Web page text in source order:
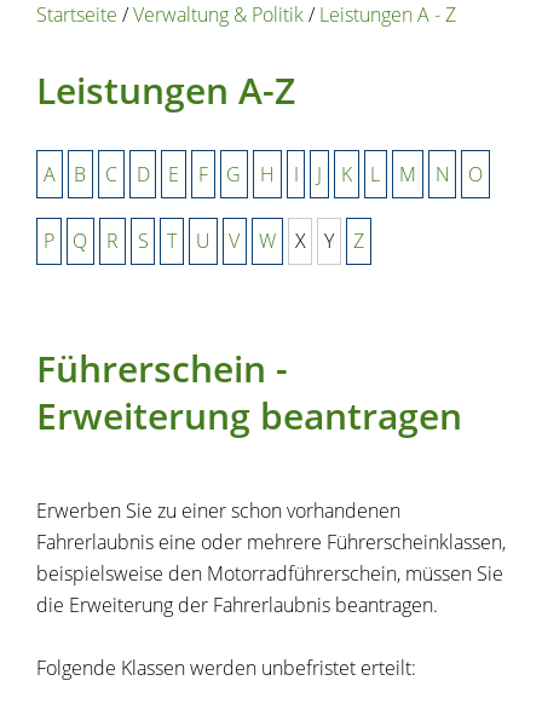
Startseite /Verwaltung & Politik/Leistungen A - Z
Leistungen A-Z
A B C D E F G H I J K L M N O
P Q R S T U V W X Y Z
Führerschein -
Erweiterung beantragen
Erwerben Sie zu einer schon vorhandenen
Fahrerlaubnis eine oder mehrere Führerscheinklassen,
beispielsweise den Motorradführerschein, müssen Sie
die Erweiterung der Fahrerlaubnis beantragen.
Folgende Klassen werden unbefristet erteilt: